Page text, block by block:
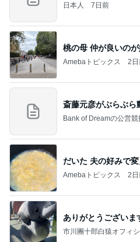
日本人 7日前
桃の母 仲が良いの
Amebaトピックス 2日
斎藤元彦がぶらぶら
Bank of Dreamの公営競
だいた 夫の好みで
Amebaトピックス 2日
ありがとうございま
市川團十郎白猿オフィ